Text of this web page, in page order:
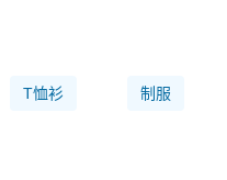
T恤衫 制服